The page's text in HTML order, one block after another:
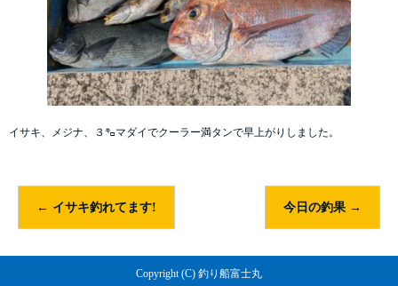
イサキ、メジナ、３㌔マダイでクーラー満タンで早上がりしました。
← イサキ釣れてます! 今日の釣果 →
Copyright (C) 釣り船富士丸